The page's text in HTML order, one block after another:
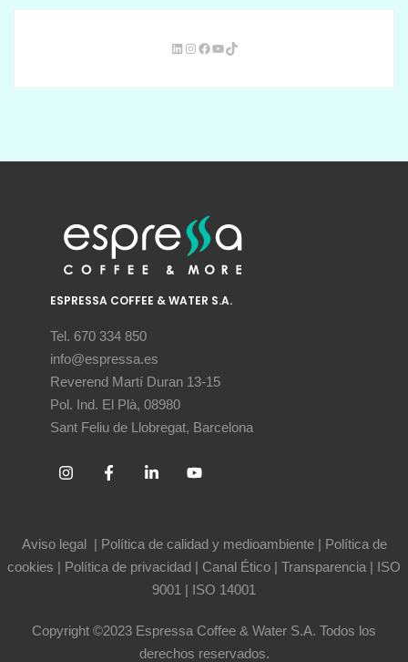
ESPRESSA COFFEE & WATER S.A.
Tel. 670 334 850
info@espressa.es
Reverend Martí Duran 13-15
Pol. Ind. El Plà, 08980
Sant Feliu de Llobregat, Barcelona
Aviso legal Política de calidad y medioambiente|
Política de
cookies
Política de privacidad Canal Ético Transparencia|
ISO
9001
ISO 14001
Copyright ©2023 Espressa Coffee & Water S.A. Todos los
derechos reservados.